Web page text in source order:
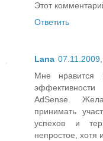
Этот
Ответить
Lana
Мне нравится
AdSense.
принимать
успехов и
непростое, хотя